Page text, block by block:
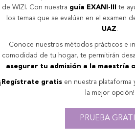
de WIZI. Con nuestra guía EXANI-III
te
los temas que se evalúan en el examen
UAZ.
Conoce nuestros métodos prácticos e
comodidad de tu hogar, te permitirán
asegurar tu admisión a la maestría
¡ Regístrate gratis en nuestra plataforma
la mejor opción!
PRUEBA